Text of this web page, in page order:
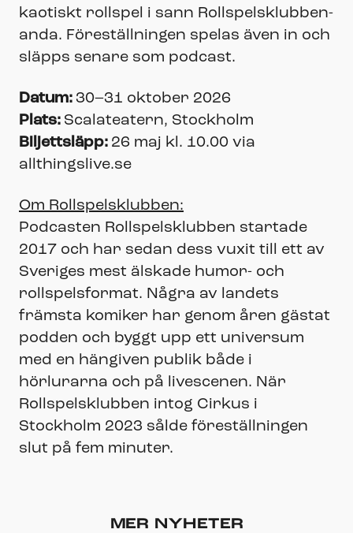
kaotiskt rollspel i sann Rollspelsklubben-
anda. Föreställningen spelas även in och
släpps senare som podcast.
Datum: 30–31 oktober 2026
Plats: Scalateatern, Stockholm
Biljettsläpp: 26 maj kl. 10.00 via
allthingslive.se
Om Rollspelsklubben:
Podcasten Rollspelsklubben startade
2017 och har sedan dess vuxit till ett av
Sveriges mest älskade humor- och
rollspelsformat. Några av landets
främsta komiker har genom åren gästat
podden och byggt upp ett universum
med en hängiven publik både i
hörlurarna och på livescenen. När
Rollspelsklubben intog Cirkus i
Stockholm 2023 sålde föreställningen
slut på fem minuter.
MER NYHETER